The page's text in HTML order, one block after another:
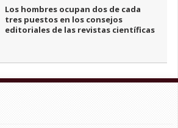
Los hombres ocupan dos de cada
tres puestos en los consejos
editoriales de las revistas científicas